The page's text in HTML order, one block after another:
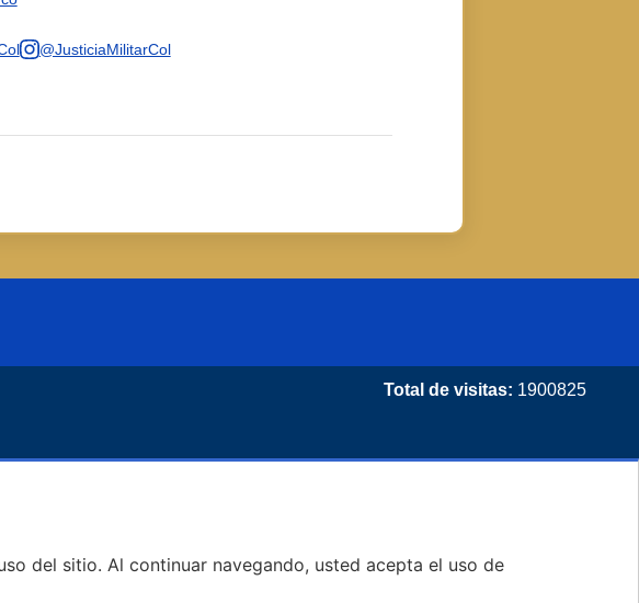
del sitio. Al continuar navegando, usted acepta el uso de
@JusticiaMilitarCol
Total de visitas: 1900825